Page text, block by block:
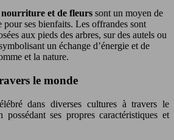
et de fleurs sont un moyen de
pour ses bienfaits. Les offrandes sont
aux pieds des arbres, sur des autels ou
un échange d’énergie et de
et la nature.
le monde
dans diverses cultures à travers le
possédant ses propres caractéristiques et